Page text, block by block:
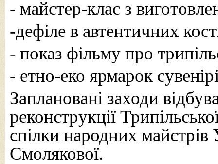
- майстер-клас з
-дефіле в автентичних
- показ фільму про
- етно-еко ярмарок
Заплановані заходи
реконструкції
спілки народних
Смолякової.